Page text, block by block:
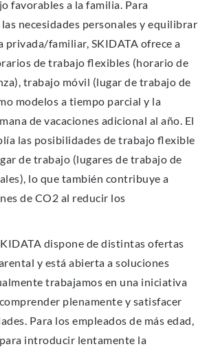
favorables a la familia. Para
necesidades personales y equilibrar
privada/familiar, SKIDATA ofrece a
de trabajo ﬂexibles (horario de
trabajo móvil (lugar de trabajo de
modelos a tiempo parcial y la
de vacaciones adicional al año. El
las posibilidades de trabajo ﬂexible
de trabajo (lugares de trabajo de
lo que también contribuye a
de CO2 al reducir los
dispone de distintas ofertas
y está abierta a soluciones
trabajamos en una iniciativa
plenamente y satisfacer
Para los empleados de más edad,
introducir lentamente la